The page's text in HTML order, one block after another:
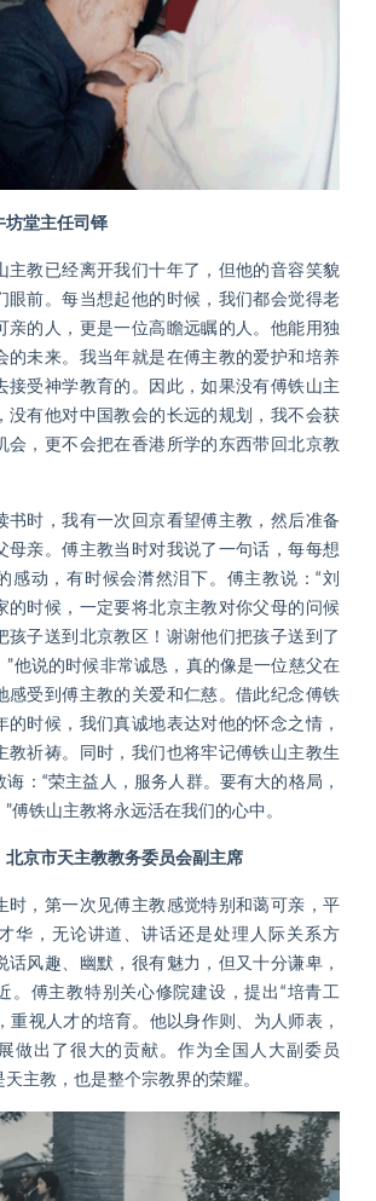
坊堂主任司铎
教已经离开我们十年了，但他的音容笑貌
眼前。每当想起他的时候，我们都会觉得老
亲的人，更是一位高瞻远瞩的人。他能用独
的未来。我当年就是在傅主教的爱护和培养
接受神学教育的。因此，如果没有傅铁山主
没有他对中国教会的长远的规划，我不会获
会，更不会把在香港所学的东西带回北京教
时，我有一次回京看望傅主教，然后准备
母亲。傅主教当时对我说了一句话，每每想
感动，有时候会潸然泪下。傅主教说：“刘
的时候，一定要将北京主教对你父母的问候
孩子送到北京教区！谢谢他们把孩子送到了
”他说的时候非常诚恳，真的像是一位慈父在
感受到傅主教的关爱和仁慈。借此纪念傅铁
的时候，我们真诚地表达对他的怀念之情，
教祈祷。同时，我们也将牢记傅铁山主教生
：“荣主益人，服务人群。要有大的格局，
傅铁山主教将永远活在我们的心中。
北京市天主教教务委员会副主席
，第一次见傅主教感觉特别和蔼可亲，平
华，无论讲道、讲话还是处理人际关系方
话风趣、幽默，很有魅力，但又十分谦卑，
。傅主教特别关心修院建设，提出“培青工
重视人才的培育。他以身作则、为人师表，
做出了很大的贡献。作为全国人大副委员
主教，也是整个宗教界的荣耀。